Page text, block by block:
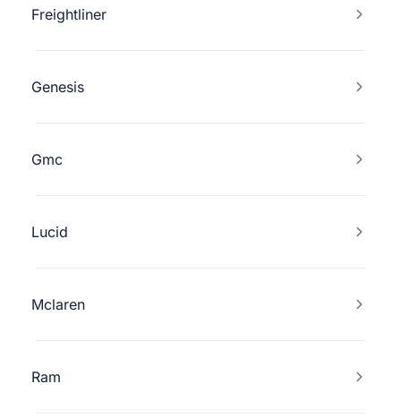
Freightliner
Genesis
Gmc
Lucid
Mclaren
Ram